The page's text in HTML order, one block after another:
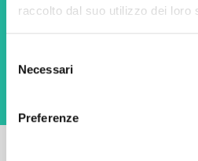
raccolto dal suo utilizzo dei loro
delNecessari
Preferenze